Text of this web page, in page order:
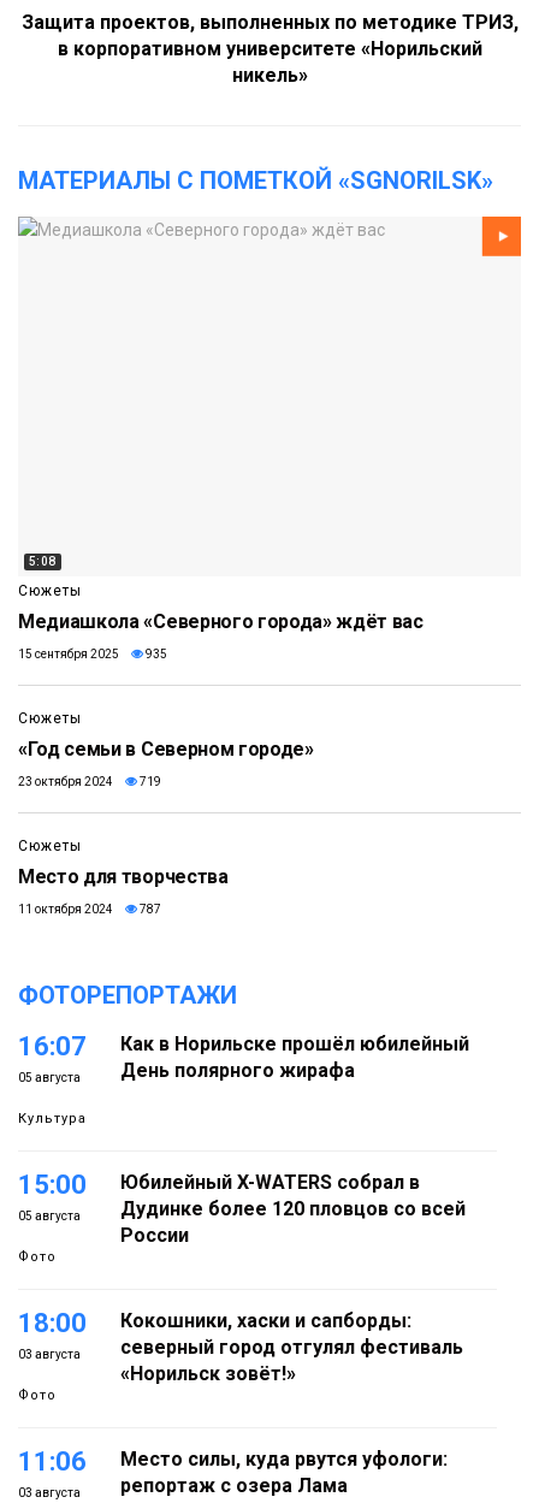
Защита проектов, выполненных по методике ТРИЗ,
в корпоративном университете «Норильский
никель»
МАТЕРИАЛЫ С ПОМЕТКОЙ «SGNORILSK»
5:08
Сюжеты
Медиашкола «Северного города» ждёт вас
15 сентября 2025 935
2:36
Сюжеты
«Год семьи в Северном городе»
23 октября 2024 719
2:49
Сюжеты
Место для творчества
11 октября 2024 787
ФОТОРЕПОРТАЖИ
16:07
05 августа
Культура
Как в Норильске прошёл юбилейный
День полярного жирафа
15:00
05 августа
Фото
Юбилейный X-WATERS собрал в
Дудинке более 120 пловцов со всей
России
18:00
03 августа
Фото
Кокошники, хаски и сапборды:
северный город отгулял фестиваль
«Норильск зовёт!»
11:06
03 августа
Место силы, куда рвутся уфологи:
репортаж с озера Лама